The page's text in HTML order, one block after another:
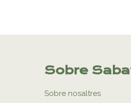
Sobre
Sobre nosaltres